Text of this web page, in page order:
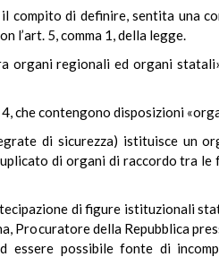
di definire, sentita una
l’art. 5, comma 1, della legge.
regionali ed organi
che contengono disposizioni
di sicurezza) istituisce un
di organi di raccordo tra
di figure istituzionali
Procuratore della Repubblica
possibile fonte di